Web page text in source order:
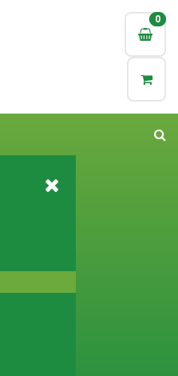
0
0